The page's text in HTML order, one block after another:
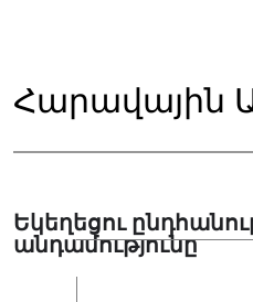
Հարավային
Եկեղեցու
անդամությունը